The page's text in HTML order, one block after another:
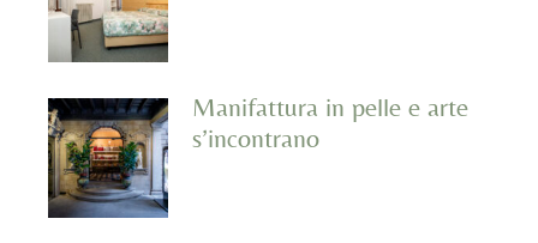
Manifattura in pelle e arte
s’incontrano